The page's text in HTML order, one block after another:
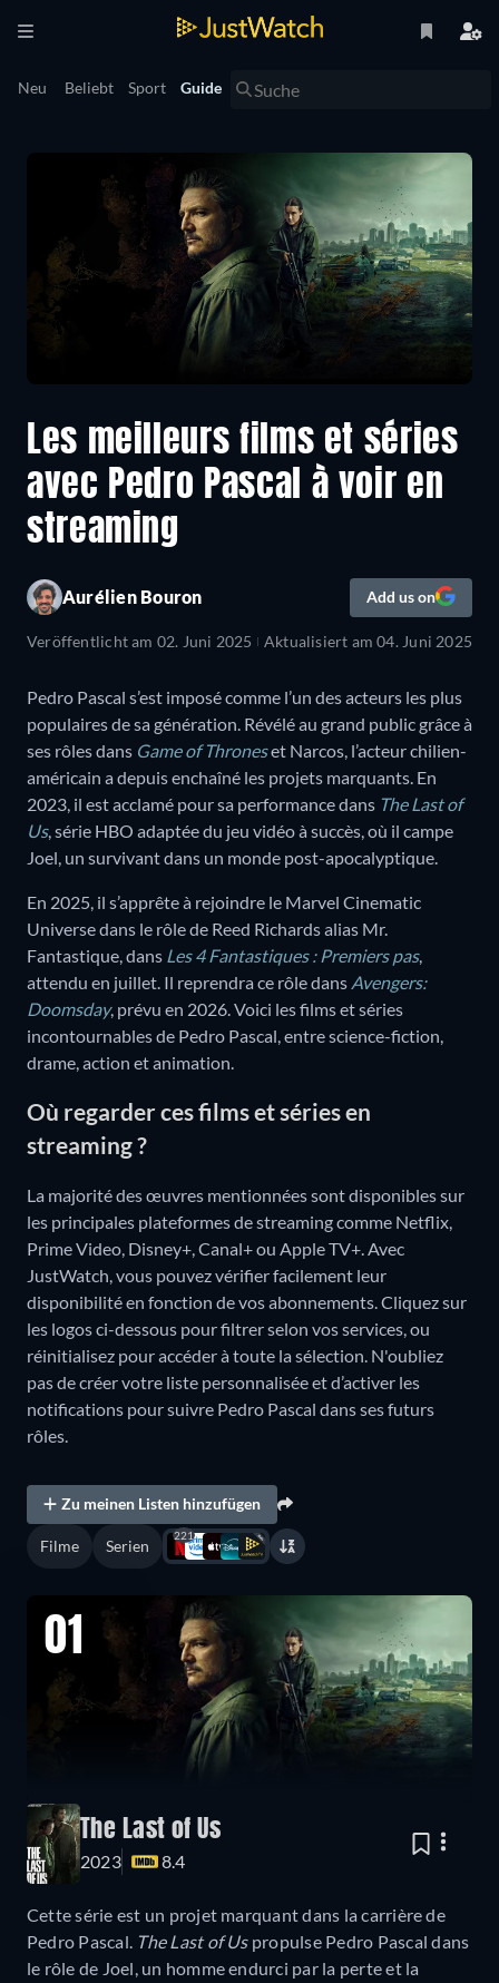
Neu Beliebt Sport Guide
Les meilleurs films et séries
avec Pedro Pascal à voir en
streaming
Aurélien Bouron Add us on
Veröffentlicht am 02. Juni 2025 Aktualisiert am04. Juni 2025
Pedro Pascal s’est imposé comme l’un des acteurs les plus
populaires de sa génération. Révélé au grand public grâce à
ses rôles dans Game of Throneset Narcos, l’acteur chilien-
américain a depuis enchaîné les projets marquants. En
2023, il est acclamé pour sa performance dans The Last of
Us, série HBO adaptée du jeu vidéo à succès, où il campe
Joel, un survivant dans un monde post-apocalyptique.
En 2025, il s’apprête à rejoindre le Marvel Cinematic
Universe dans le rôle de Reed Richards alias Mr.
Fantastique, dans Les 4 Fantastiques : Premiers pas,
attendu en juillet. Il reprendra ce rôle dans Avengers:
Doomsday, prévu en 2026. Voici les films et séries
incontournables de Pedro Pascal, entre science-fiction,
drame, action et animation.
Où regarder ces films et séries en
streaming ?
La majorité des œuvres mentionnées sont disponibles sur
les principales plateformes de streaming comme Netflix,
Prime Video, Disney+, Canal+ ou Apple TV+. Avec
JustWatch, vous pouvez vérifier facilement leur
disponibilité en fonction de vos abonnements. Cliquez sur
les logos ci-dessous pour filtrer selon vos services, ou
réinitialisez pour accéder à toute la sélection. N'oubliez
pas de créer votre liste personnalisée et d’activer les
notifications pour suivre Pedro Pascal dans ses futurs
rôles.
Zu meinen Listen hinzufügen
Filme Serien
221
01
The Last of Us
2023 8.4
Cette série est un projet marquant dans la carrière de
Pedro Pascal. The Last of Uspropulse Pedro Pascal dans
le rôle de Joel, un homme endurci par la perte et la